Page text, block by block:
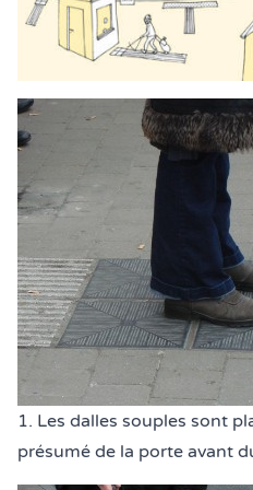
1. Les dalles souples sont
présumé de la porte avant